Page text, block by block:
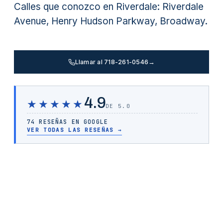
Calles que conozco en Riverdale: Riverdale
Avenue, Henry Hudson Parkway, Broadway.
Llamar al 718-261-0546 →
★★★★★ 4.9DE 5.0
74 RESEÑAS EN GOOGLE
VER TODAS LAS RESEÑAS →